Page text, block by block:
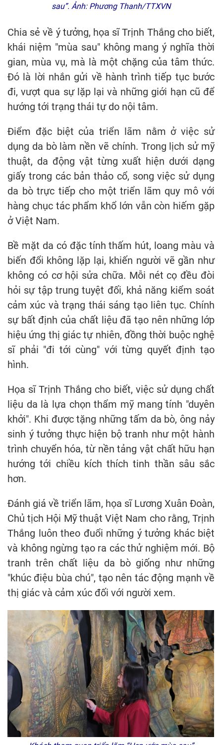
sau”. Ảnh: Phương Thanh/TTXVN
Chia sẻ về ý tưởng, họa sĩ Trịnh Thắng cho biết,
khái niệm "mùa sau" không mang ý nghĩa thời
gian, mùa vụ, mà là một chặng của tâm thức.
Đó là lời nhắn gửi về hành trình tiếp tục bước
đi, vượt qua sự lặp lại và những giới hạn cũ để
hướng tới trạng thái tự do nội tâm.
Điểm đặc biệt của triển lãm nằm ở việc sử
dụng da bò làm nền vẽ chính. Trong lịch sử mỹ
thuật, da động vật từng xuất hiện dưới dạng
giấy trong các bản thảo cổ, song việc sử dụng
da bò trực tiếp cho một triển lãm quy mô với
hàng chục tác phẩm khổ lớn vẫn còn hiếm gặp
ở Việt Nam.
Bề mặt da có đặc tính thấm hút, loang màu và
biến đổi không lặp lại, khiến người vẽ gần như
không có cơ hội sửa chữa. Mỗi nét cọ đều đòi
hỏi sự tập trung tuyệt đối, khả năng kiểm soát
cảm xúc và trạng thái sáng tạo liên tục. Chính
sự bất định của chất liệu đã tạo nên những lớp
hiệu ứng thị giác tự nhiên, đồng thời buộc nghệ
sĩ phải "đi tới cùng" với từng quyết định tạo
hình.
Họa sĩ Trịnh Thắng cho biết, việc sử dụng chất
liệu da là lựa chọn thẩm mỹ mang tính "duyên
khởi". Khi được tặng những tấm da bò, ông nảy
sinh ý tưởng thực hiện bộ tranh như một hành
trình chuyển hóa, từ nền tảng vật chất hữu hạn
hướng tới chiều kích thích tinh thần sâu sắc
hơn.
Đánh giá về triển lãm, họa sĩ Lương Xuân Đoàn,
Chủ tịch Hội Mỹ thuật Việt Nam cho rằng, Trịnh
Thắng luôn theo đuổi những ý tưởng khác biệt
và không ngừng tạo ra các thử nghiệm mới. Bộ
tranh trên chất liệu da bò giống như những
"khúc điệu bùa chú", tạo nên tác động mạnh về
thị giác và cảm xúc đối với người xem.